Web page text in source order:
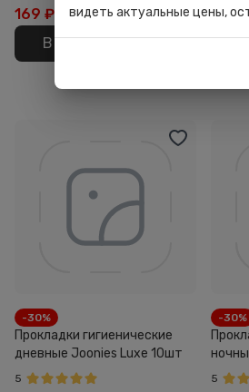
169 ₽ 269 ₽
В корзину
129₽
-30%
Прокладки гигиенические
дневные Joonies Luxe 10шт
5
-30%
5
видеть актуальные цены,